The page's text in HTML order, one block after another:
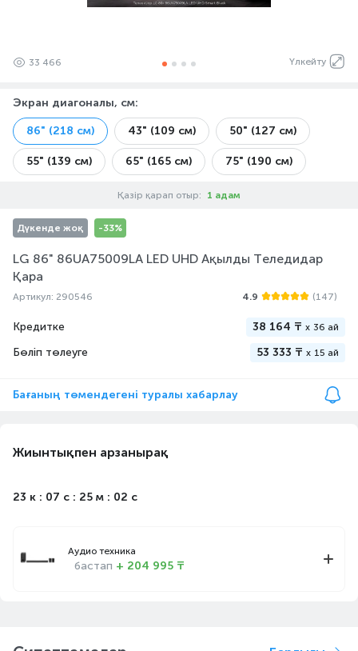
Үлкейту
33 466
Экран диагоналы, см:
86" (218 см) 43" (109 см) 50" (127 см)
55" (139 см) 65" (165 см) 75" (190 см)
Қазір қарап отыр: 1 адам
Дүкенде жоқ -33%
LG 86" 86UA75009LA LED UHD Ақылды Теледидар
Қара
Артикул: 290546 4.9 (147)
Кредитке 38 164 ₸ x 36 ай
Бөліп төлеуге 53 333 ₸ x 15 ай
Бағаның төмендегені туралы хабарлау
Жиынтықпен арзанырақ
23 к : 07 с : 25 м : 02 с
Аудио техника
бастап + 204 995 ₸